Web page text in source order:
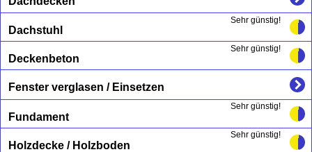
Sehr günstig!
Dachstuhl
Sehr günstig!
Deckenbeton
Fenster verglasen / Einsetzen
Sehr günstig!
Fundament
Sehr günstig!
Holzdecke / Holzboden